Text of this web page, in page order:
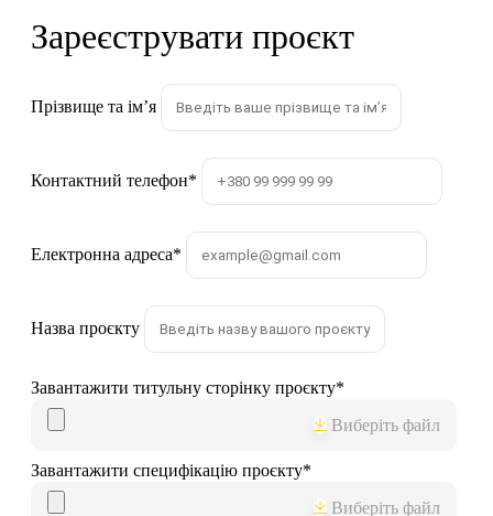
Зареєструвати проєкт
Прізвище та імʼя
Контактний телефон*
Електронна адреса*
Назва проєкту
Завантажити титульну сторінку проєкту*
Виберіть файл
Завантажити специфікацію проєкту*
Виберіть файл